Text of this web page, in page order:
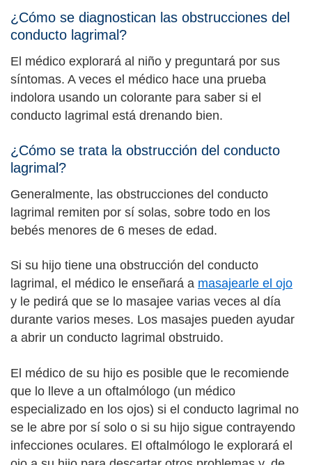
¿Cómo se diagnostican las obstrucciones del
conducto lagrimal?
El médico explorará al niño y preguntará por sus
síntomas. A veces el médico hace una prueba
indolora usando un colorante para saber si el
conducto lagrimal está drenando bien.
¿Cómo se trata la obstrucción del conducto
lagrimal?
Generalmente, las obstrucciones del conducto
lagrimal remiten por sí solas, sobre todo en los
bebés menores de 6 meses de edad.
Si su hijo tiene una obstrucción del conducto
lagrimal, el médico le enseñará a masajearle el ojo
y le pedirá que se lo masajee varias veces al día
durante varios meses. Los masajes pueden ayudar
a abrir un conducto lagrimal obstruido.
El médico de su hijo es posible que le recomiende
que lo lleve a un oftalmólogo (un médico
especializado en los ojos) si el conducto lagrimal no
se le abre por sí solo o si su hijo sigue contrayendo
infecciones oculares. El oftalmólogo le explorará el